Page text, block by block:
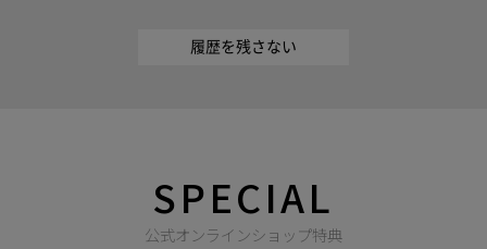
履歴を残さない
SPECIAL
公式オンラインショップ特典